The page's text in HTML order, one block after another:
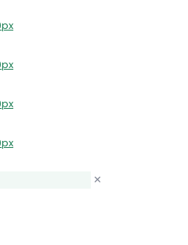
✕